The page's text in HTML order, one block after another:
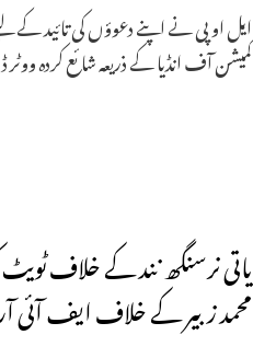
کمیشن آف انڈیا کے ذریعہ شائع کردہ ووٹر
یاتی نرسنگھ نند کے خلاف
محمد زبیر کے خلاف ایف آئی